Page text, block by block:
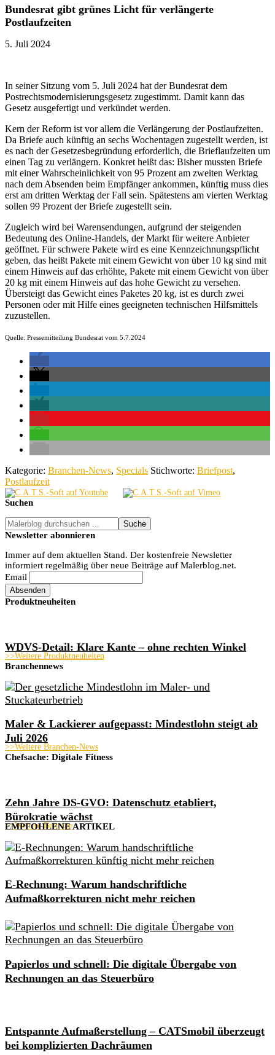
Bundesrat gibt grünes Licht für verlängerte
Postlaufzeiten
5. Juli 2024
In seiner Sitzung vom 5. Juli 2024 hat der Bundesrat dem
Postrechtsmodernisierungsgesetz zugestimmt. Damit kann das
Gesetz ausgefertigt und verkündet werden.
Kern der Reform ist vor allem die Verlängerung der Postlaufzeiten.
Da Briefe auch künftig an sechs Wochentagen zugestellt werden, ist
es nach der Gesetzesbegründung erforderlich, die Brieflaufzeiten um
einen Tag zu verlängern. Konkret heißt das: Bisher mussten Briefe
mit einer Wahrscheinlichkeit von 95 Prozent am zweiten Werktag
nach dem Absenden beim Empfänger ankommen, künftig muss dies
erst am dritten Werktag der Fall sein. Spätestens am vierten Werktag
sollen 99 Prozent der Briefe zugestellt sein.
Zugleich wird bei Warensendungen, aufgrund der steigenden
Bedeutung des Online-Handels, der Markt für weitere Anbieter
geöffnet. Für schwere Pakete wird es eine Kennzeichnungspflicht
geben, das heißt Pakete mit einem Gewicht von über 10 kg sind mit
einem Hinweis auf das erhöhte, Pakete mit einem Gewicht von über
20 kg mit einem Hinweis auf das hohe Gewicht zu versehen.
Übersteigt das Gewicht eines Paketes 20 kg, ist es durch zwei
Personen oder mit Hilfe eines geeigneten technischen Hilfsmittels
zuzustellen.
Quelle: Pressemitteilung Bundesrat vom 5.7.2024
Kategorie: Branchen-News, Specials Stichworte: Briefpost,
Postlaufzeit
Seitenspalte
Suchen
Malerblog
durchsuchen
Newsletter abonnieren
Immer auf dem aktuellen Stand. Der kostenfreie Newsletter
informiert regelmäßig über neue Beiträge auf Malerblog.net.
Email
Produktneuheiten
WDVS-Detail: Klare Kante – ohne rechten Winkel
>>Weitere Produktneuheiten
Branchennews
Maler & Lackierer aufgepasst: Mindestlohn steigt ab
Juli 2026
>>Weitere Branchen-News
Chefsache: Digitale Fitness
Zehn Jahre DS-GVO: Datenschutz etabliert,
Bürokratie wächst
>>Weitere Beiträge
EMPFOHLENE ARTIKEL
E-Rechnung: Warum handschriftliche
Aufmaßkorrekturen nicht mehr reichen
Papierlos und schnell: Die digitale Übergabe von
Rechnungen an das Steuerbüro
Entspannte Aufmaßerstellung – CATSmobil überzeugt
bei komplizierten Dachräumen